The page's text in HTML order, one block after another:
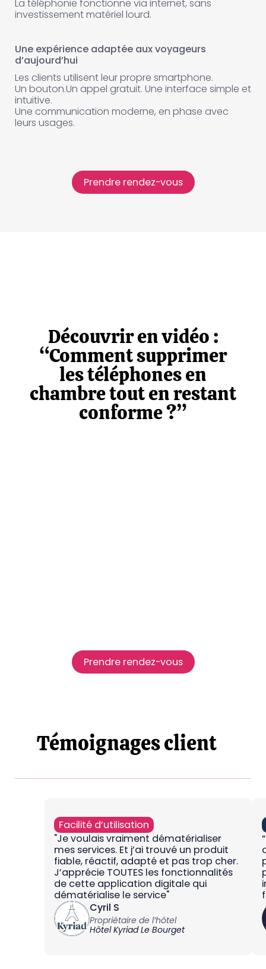
La téléphonie fonctionne via internet, sans
investissement matériel lourd.
Une expérience adaptée aux voyageurs
d’aujourd’hui
Les clients utilisent leur propre smartphone.
Un bouton.Un appel gratuit. Une interface simple et
intuitive.
Une communication moderne, en phase avec
leurs usages.
Prendre rendez-vous
Découvrir en vidéo :
“Comment supprimer
les téléphones en
chambre tout en restant
conforme ?”
Prendre rendez-vous
Témoignages client
Facilité d’utilisation
"Je voulais vraiment dématérialiser
mes services. Et j’ai trouvé un produit
fiable, réactif, adapté et pas trop cher.
J’apprécie TOUTES les fonctionnalités
de cette application digitale qui
dématérialise le service"
Cyril S
Propriétaire de l’hôtel
Hôtel Kyriad Le Bourget